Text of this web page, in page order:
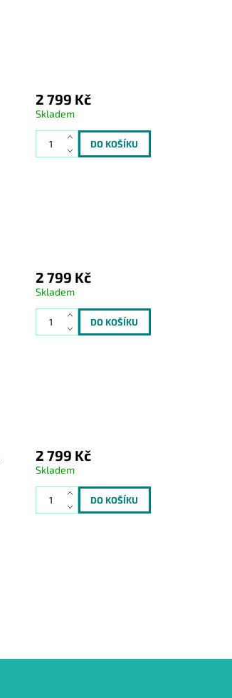
2 799 Kč
Skladem
2 799 Kč
Skladem
2 799 Kč
Skladem